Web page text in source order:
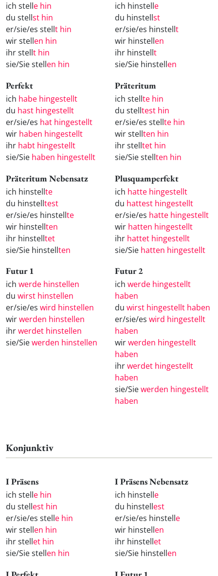
ich stelle hin
du stellst hin
er/sie/es stellt hin
wir stellen hin
ihr stellt hin
sie/Sie stellen hin
ich hinstelle
du hinstellst
er/sie/es hinstellt
wir hinstellen
ihr hinstellt
sie/Sie hinstellen
Perfekt
ich habe hingestellt
du hast hingestellt
er/sie/es hat hingestellt
wir haben hingestellt
ihr habt hingestellt
sie/Sie haben hingestellt
Präteritum
ich stellte hin
du stelltest hin
er/sie/es stellte hin
wir stellten hin
ihr stelltet hin
sie/Sie stellten hin
Präteritum Nebensatz
ich hinstellte
du hinstelltest
er/sie/es hinstellte
wir hinstellten
ihr hinstelltet
sie/Sie hinstellten
Plusquamperfekt
ich hatte hingestellt
du hattest hingestellt
er/sie/es hatte hingestellt
wir hatten hingestellt
ihr hattet hingestellt
sie/Sie hatten hingestellt
Futur 1
ich werde hinstellen
du wirst hinstellen
er/sie/es wird hinstellen
wirwerden hinstellen
ihrwerdet hinstellen
sie/Siewerden hinstellen
Futur 2
ich werde hingestellt
haben
du wirst hingestellt haben
er/sie/es wird hingestellt
haben
wirwerden hingestellt
haben
ihrwerdet hingestellt
haben
sie/Siewerden hingestellt
haben
Konjunktiv
I Präsens
ich stelle hin
du stellest hin
er/sie/es stelle hin
wir stellen hin
ihr stellet hin
sie/Sie stellen hin
I Präsens Nebensatz
ich hinstelle
du hinstellest
er/sie/es hinstelle
wir hinstellen
ihr hinstellet
sie/Sie hinstellen